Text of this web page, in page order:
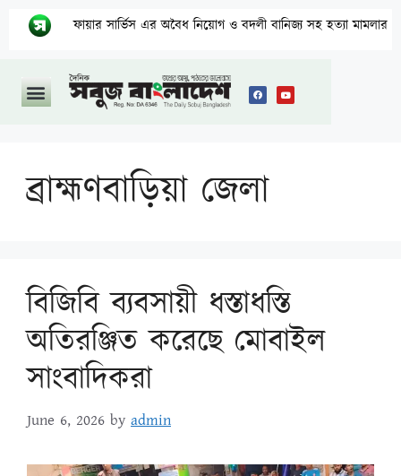
ফায়ার সার্ভিস এর অবৈধ নিয়োগ ও বদলী বানিজ্য সহ হত্যা মামলার অভিযুক্ত
ব্রাহ্মণবাড়িয়া জেলা
বিজিবি ব্যবসায়ী ধস্তাধস্তি
অতিরঞ্জিত করেছে মোবাইল
সাংবাদিকরা
June 6, 2026 by admin